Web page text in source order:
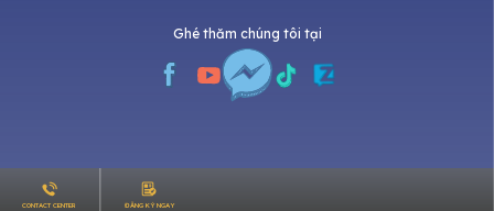
Ghé thăm chúng tôi tại
CONTACT CENTER ĐĂNG KÝ NGAY